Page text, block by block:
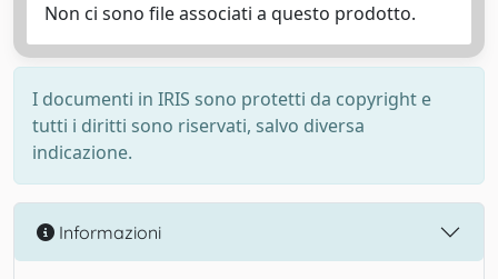
Non ci sono file associati a questo prodotto.
I documenti in IRIS sono protetti da copyright e
tutti i diritti sono riservati, salvo diversa
indicazione.
Informazioni